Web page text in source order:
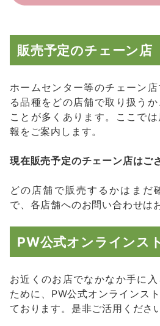
販売予定のチェーン店
ホームセンター等のチェーン
る品種をどの店舗で取り扱う
ことが多くあります。ここで
報をご案内します。
現在販売予定のチェーン店はご
どの店舗で販売するかはまだ
で、各店舗へのお問い合わせは
PW公式オンラインス
お近くのお店でなかなか手に
ために、PW公式オンラインス
ております。是非ご活用くださ